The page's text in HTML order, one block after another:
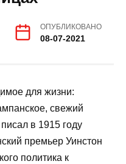
ОПУБЛИКОВАНО
08-07-2021
для жизни:
свежий
в 1915 году
премьер Уинстон
политика к